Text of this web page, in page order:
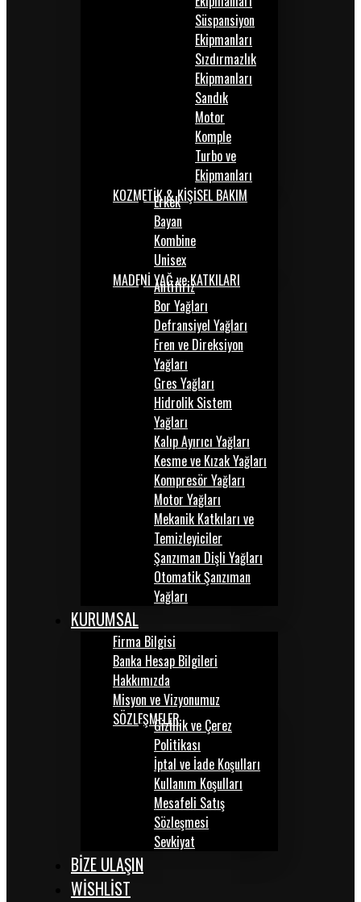
Süspansiyon
Ekipmanları
Sızdırmazlık
Ekipmanları
Sandık
Motor
Komple
Turbo ve
Ekipmanları
KOZMETİK & KİŞİSEL BAKIM
Erkek
Bayan
Kombine
Unisex
MADENİ YAĞ ve KATKILARI
Antifiriz
Bor Yağları
Defransiyel Yağları
Fren ve Direksiyon
Yağları
Gres Yağları
Hidrolik Sistem
Yağları
Kalıp Ayırıcı Yağları
Kesme ve Kızak Yağları
Kompresör Yağları
Motor Yağları
Mekanik Katkıları ve
Temizleyiciler
Şanzıman Dişli Yağları
Otomatik Şanzıman
Yağları
KURUMSAL
Firma Bilgisi
Banka Hesap Bilgileri
Hakkımızda
Misyon ve Vizyonumuz
SÖZLEŞMELERGizlilik ve Çerez
Politikası
İptal ve İade Koşulları
Kullanım Koşulları
Mesafeli Satış
Sözleşmesi
Sevkiyat
BİZE ULAŞIN
WISHLIST